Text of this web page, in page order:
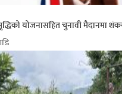
योजनासहित चुनावी मैदानमा